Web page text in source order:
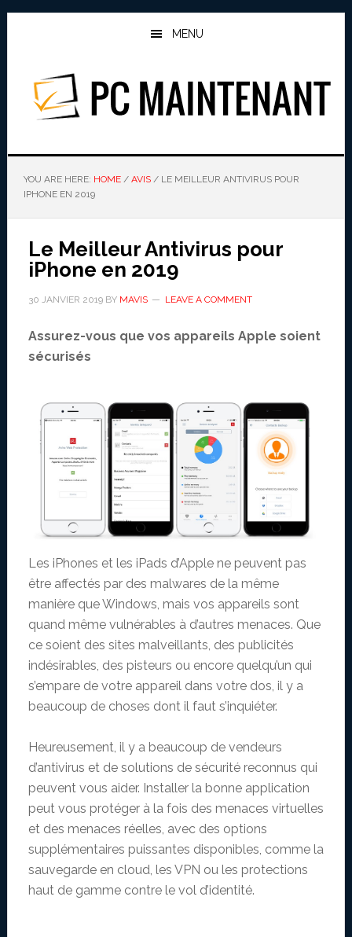
Skip
Skip
MENU
PC MAINTENANT
YOU ARE HERE: HOME / AVIS /LE MEILLEUR ANTIVIRUS POUR
IPHONE EN 2019
Le Meilleur Antivirus pour
iPhone en 2019
30 JANVIER 2019BY MAVIS LEAVE A COMMENT
Assurez-vous que vos appareils Apple soient
sécurisés
Les iPhones et les iPads d’Apple ne peuvent pas
être affectés par des malwares de la même
manière que Windows, mais vos appareils sont
quand même vulnérables à d’autres menaces. Que
ce soient des sites malveillants, des publicités
indésirables, des pisteurs ou encore quelqu’un qui
s’empare de votre appareil dans votre dos, il y a
beaucoup de choses dont il faut s’inquiéter.
Heureusement, il y a beaucoup de vendeurs
d’antivirus et de solutions de sécurité reconnus qui
peuvent vous aider. Installer la bonne application
peut vous protéger à la fois des menaces virtuelles
et des menaces réelles, avec des options
supplémentaires puissantes disponibles, comme la
sauvegarde en cloud, les VPN ou les protections
haut de gamme contre le vol d’identité.